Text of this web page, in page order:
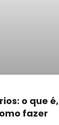
o que é,
fazer